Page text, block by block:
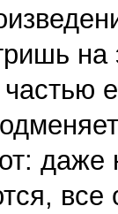
на
даже